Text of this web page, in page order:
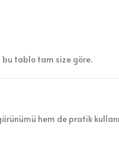
bu tablo tam size göre.
hem de pratik